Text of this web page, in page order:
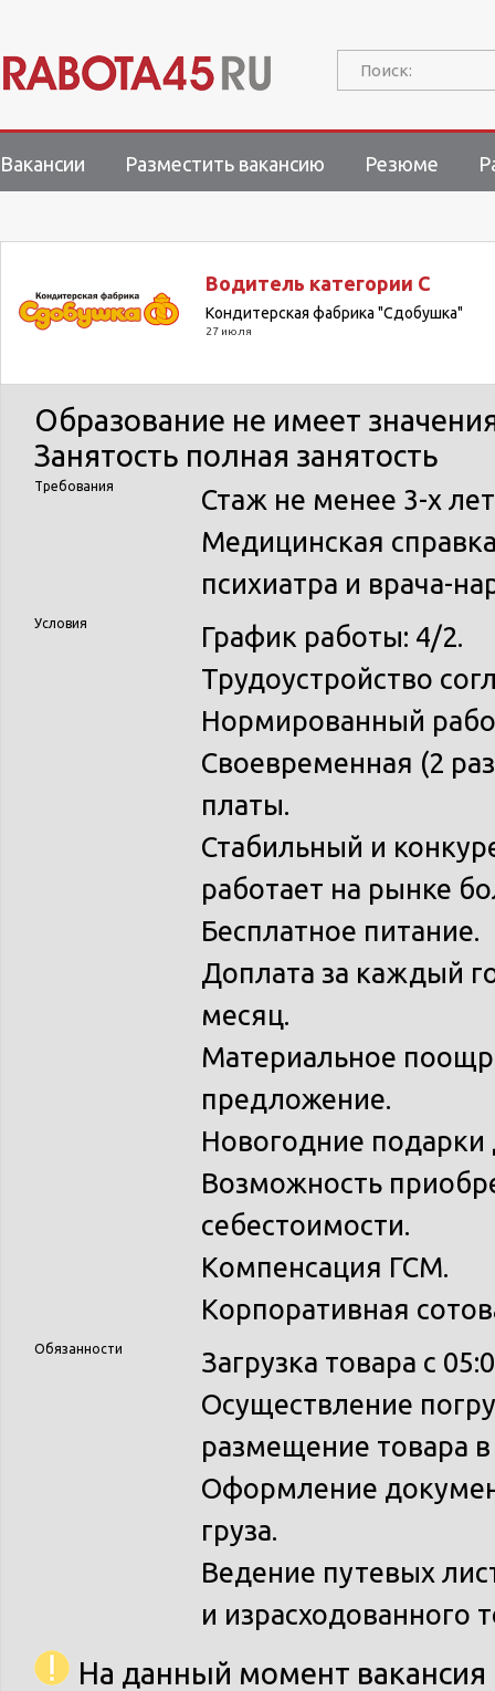
Поиск:
Вакансии Разместить вакансию Резюме
Водитель категории С
Кондитерская фабрика "Сдобушка"
27 июля
Образование не имеет
Занятость полная занятость
Требования
Стаж не менее 3-х
Медицинская
психиатра и врача-
Условия
График работы: 4/2.
Трудоустройство
Нормированный
Своевременная (2
платы.
Стабильный и
работает на рынке
Бесплатное питание.
Доплата за каждый
месяц.
Материальное
предложение.
Новогодние подарки
Возможность
себестоимости.
Компенсация ГСМ.
Корпоративная
Обязанности
Загрузка товара с
Осуществление
размещение товара
Оформление
груза.
Ведение путевых
и израсходованного
На данный момент вакансия